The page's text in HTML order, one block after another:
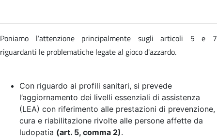
Poniamo l’attenzione principalmente sugli articoli 5 e 7
riguardanti le problematiche legate al gioco d'azzardo.
Con riguardo ai profili sanitari, si prevede
l’aggiornamento dei livelli essenziali di assistenza
(LEA) con riferimento alle prestazioni di prevenzione,
cura e riabilitazione rivolte alle persone affette da
ludopatia (art. 5, comma 2).